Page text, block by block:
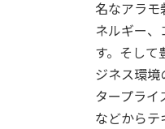
名なアラモ
ネルギー
す。そして
ジネス環境
タープライ
などからテ